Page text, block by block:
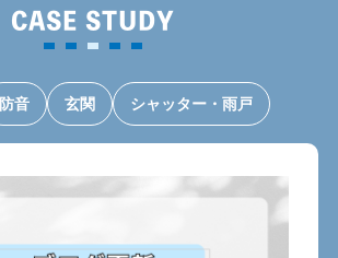
CASE STUDY
防音 玄関 シャッター・雨戸